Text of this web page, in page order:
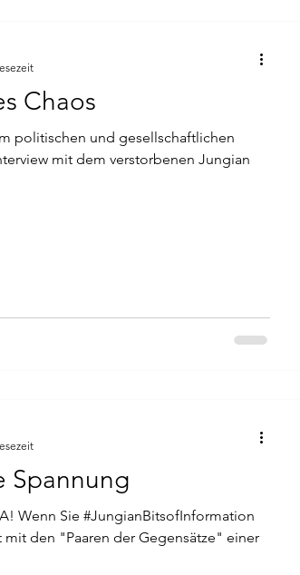
Chaos
politischen und gesellschaftlichen
mit dem verstorbenen Jungian
Spannung
Wenn Sie #JungianBitsofInformation
den "Paaren der Gegensätze" einer